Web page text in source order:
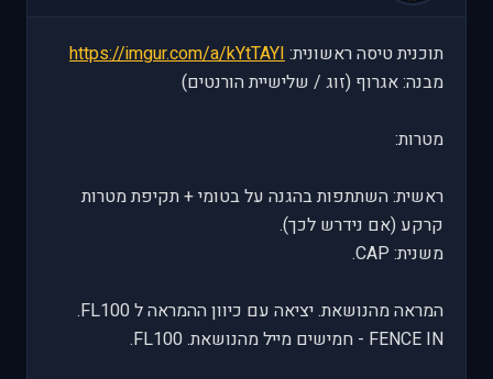
תוכנית טיסה ראשונית:https://imgur.com/a/kYtTAYI
מבנה: אגרוף (זוג / שלישיית הורנטים)
מטרות:
ראשית: השתתפות בהגנה על בטומי + תקיפת מטרות
קרקע (אם נידרש לכך).
משנית: CAP.
המראה מהנושאת. יציאה עם כיוון ההמראה ל FL100.
FENCE IN - חמישים מייל מהנושאת. FL100.